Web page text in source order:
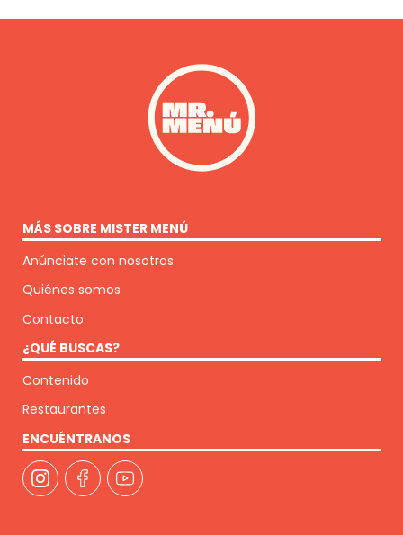
MÁS SOBRE MISTER MENÚ
Anúnciate con nosotros
Quiénes somos
Contacto
¿QUÉ BUSCAS?
Contenido
Restaurantes
ENCUÉNTRANOS